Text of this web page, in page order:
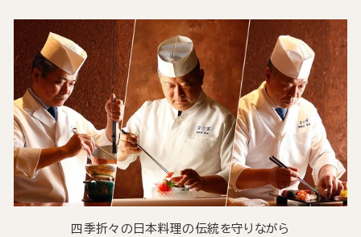
四季折々の日本料理の伝統を守りながら